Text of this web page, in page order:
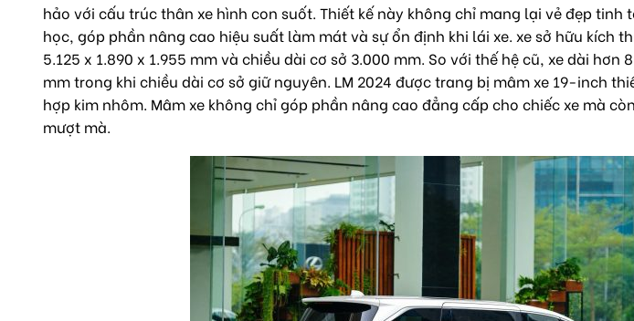
hảo với cấu trúc thân xe hình con suốt. Thiết kế này không chỉ mang lại vẻ đẹp tinh
học, góp phần nâng cao hiệu suất làm mát và sự ổn định khi lái xe. xe sở hữu kích
5.125 x 1.890 x 1.955 mm và chiều dài cơ sở 3.000 mm. So với thế hệ cũ, xe dài
mm trong khi chiều dài cơ sở giữ nguyên. LM 2024 được trang bị mâm xe 19-inch
hợp kim nhôm. Mâm xe không chỉ góp phần nâng cao đẳng cấp cho chiếc xe mà
mượt mà.